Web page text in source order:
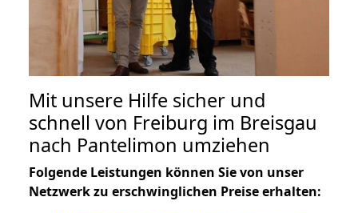
Mit unsere Hilfe sicher und
schnell von Freiburg im Breisgau
nach Pantelimon umziehen
Folgende Leistungen können Sie von unser
Netzwerk zu erschwinglichen Preise erhalten: